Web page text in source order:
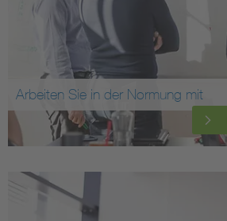
Arbeiten Sie in der Normung mit